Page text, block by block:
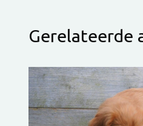
Gerelateerde